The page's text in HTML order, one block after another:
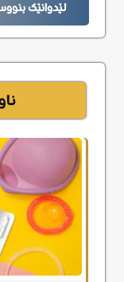
لێدوانێک